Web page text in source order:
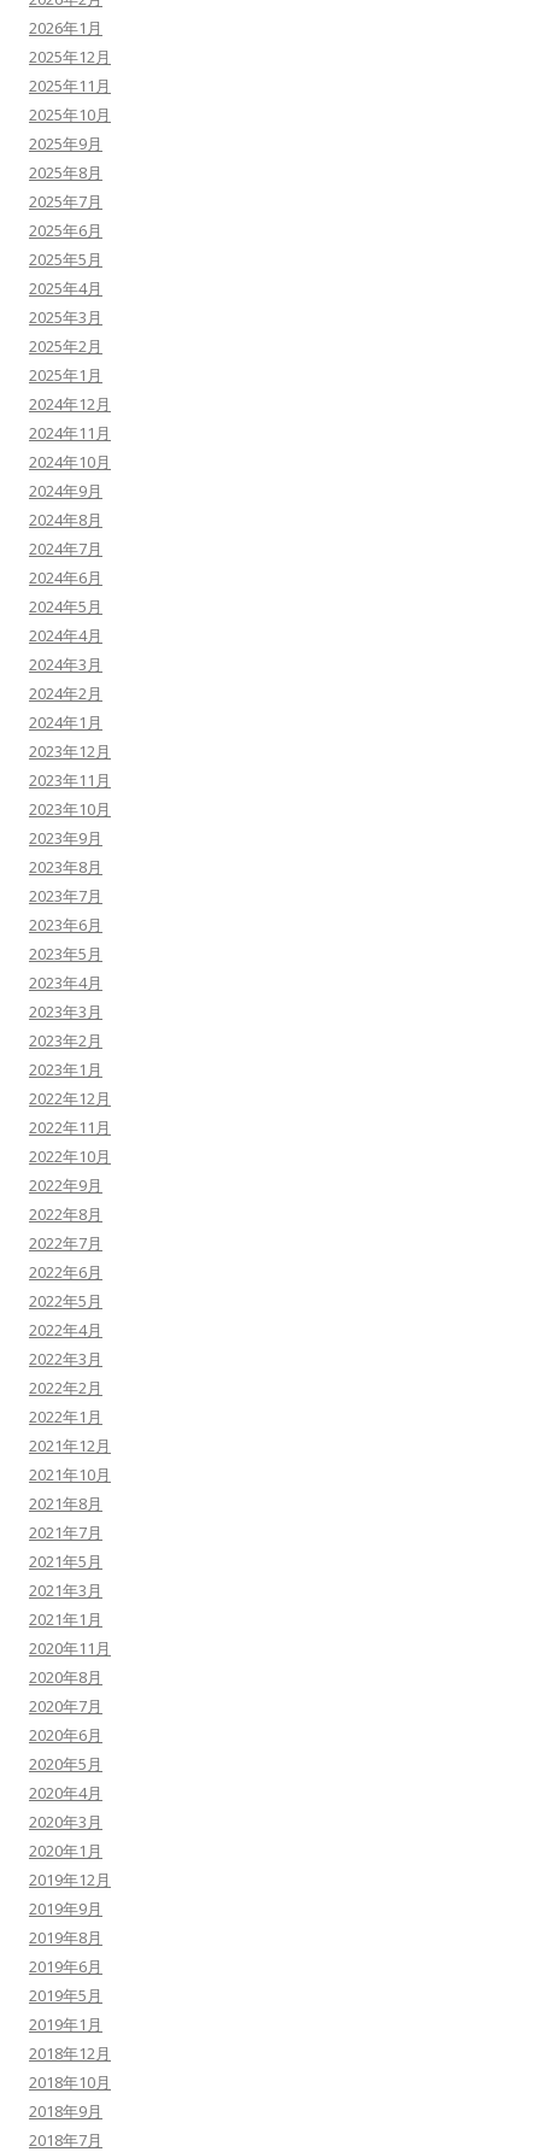
2026年1月
2025年12月
2025年11月
2025年10月
2025年9月
2025年8月
2025年7月
2025年6月
2025年5月
2025年4月
2025年3月
2025年2月
2025年1月
2024年12月
2024年11月
2024年10月
2024年9月
2024年8月
2024年7月
2024年6月
2024年5月
2024年4月
2024年3月
2024年2月
2024年1月
2023年12月
2023年11月
2023年10月
2023年9月
2023年8月
2023年7月
2023年6月
2023年5月
2023年4月
2023年3月
2023年2月
2023年1月
2022年12月
2022年11月
2022年10月
2022年9月
2022年8月
2022年7月
2022年6月
2022年5月
2022年4月
2022年3月
2022年2月
2022年1月
2021年12月
2021年10月
2021年8月
2021年7月
2021年5月
2021年3月
2021年1月
2020年11月
2020年8月
2020年7月
2020年6月
2020年5月
2020年4月
2020年3月
2020年1月
2019年12月
2019年9月
2019年8月
2019年6月
2019年5月
2019年1月
2018年12月
2018年10月
2018年9月
2018年7月